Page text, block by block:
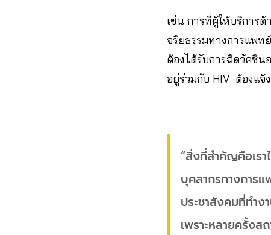
เช่น การที่ผู้ให้บริการ
จริยธรรมทางการแพท
ต้องได้รับการฉีดวัคซี
อยู่ร่วมกับ HIV ต้องแจ้
“สิ่งที่สำคัญคือเร
บุคลากรทางการแ
ประชาสังคมที่ทำ
เพราะหลายครั้ง